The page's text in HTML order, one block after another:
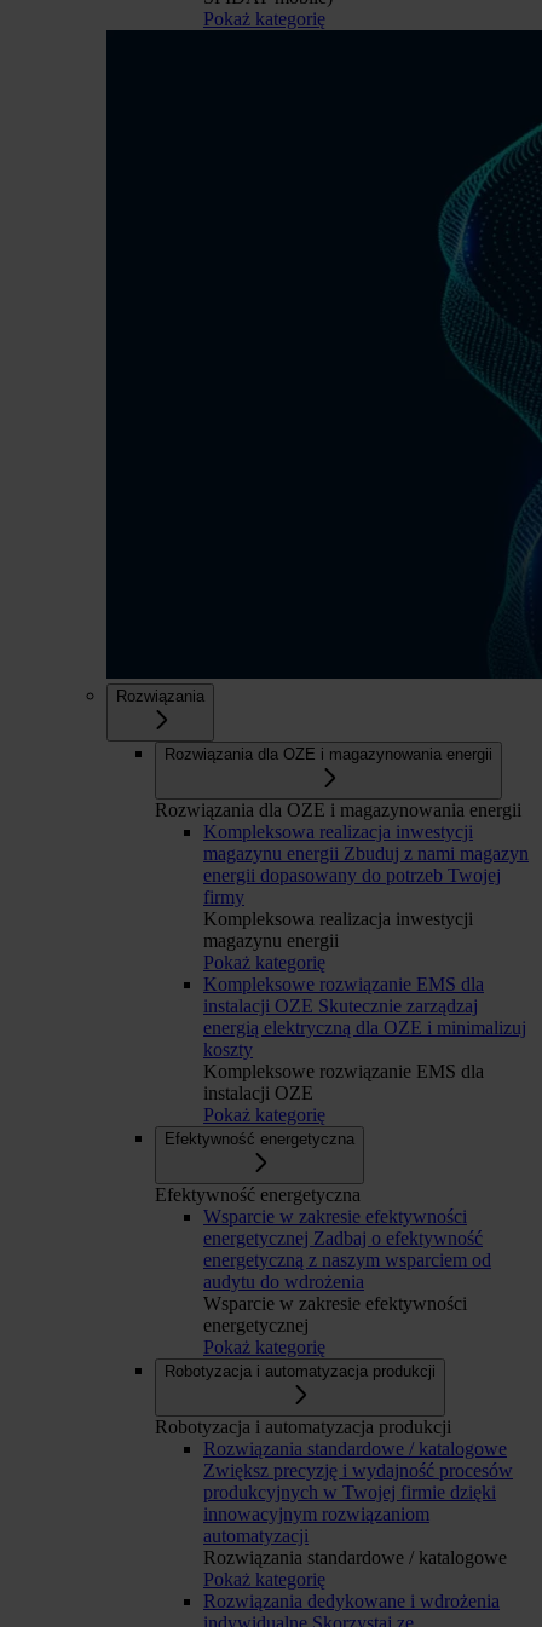
Pokaż kategorię
Rozwiązania
Rozwiązania dla OZE i magazynowania energii
Rozwiązania dla OZE i magazynowania energii
Kompleksowa realizacja inwestycji
magazynu energii Zbuduj z nami magazyn
energii dopasowany do potrzeb Twojej
firmy
Kompleksowa realizacja inwestycji
magazynu energii
Pokaż kategorię
Kompleksowe rozwiązanie EMS dla
instalacji OZE Skutecznie zarządzaj
energią elektryczną dla OZE i minimalizuj
koszty
Kompleksowe rozwiązanie EMS dla
instalacji OZE
Pokaż kategorię
Efektywność energetyczna
Efektywność energetyczna
Wsparcie w zakresie efektywności
energetycznej Zadbaj o efektywność
energetyczną z naszym wsparciem od
audytu do wdrożenia
Wsparcie w zakresie efektywności
energetycznej
Pokaż kategorię
Robotyzacja i automatyzacja produkcji
Robotyzacja i automatyzacja produkcji
Rozwiązania standardowe / katalogowe
Zwiększ precyzję i wydajność procesów
produkcyjnych w Twojej firmie dzięki
innowacyjnym rozwiązaniom
automatyzacji
Rozwiązania standardowe / katalogowe
Pokaż kategorię
Rozwiązania dedykowane i wdrożenia
indywidualne Skorzystaj ze